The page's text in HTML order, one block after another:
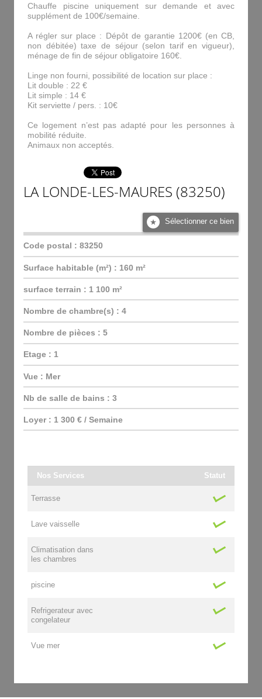
Chauffe piscine uniquement sur demande et avec
supplément de 100€/semaine.
A régler sur place : Dépôt de garantie 1200€ (en CB,
non débitée) taxe de séjour (selon tarif en vigueur),
ménage de fin de séjour obligatoire 160€.
Linge non fourni, possibilité de location sur place :
Lit double : 22 €
Lit simple : 14 €
Kit serviette / pers. : 10€
Ce logement n’est pas adapté pour les personnes à
mobilité réduite.
Animaux non acceptés.
LA LONDE-LES-MAURES (83250)
Sélectionner ce bien
Code postal : 83250
Surface habitable (m²) : 160 m²
surface terrain : 1 100 m²
Nombre de chambre(s) : 4
Nombre de pièces : 5
Etage : 1
Vue : Mer
Nb de salle de bains : 3
Loyer : 1 300 € / Semaine
Nos Services Statut
Terrasse
Lave vaisselle
Climatisation dans
les chambres
piscine
Refrigerateur avec
congelateur
Vue mer